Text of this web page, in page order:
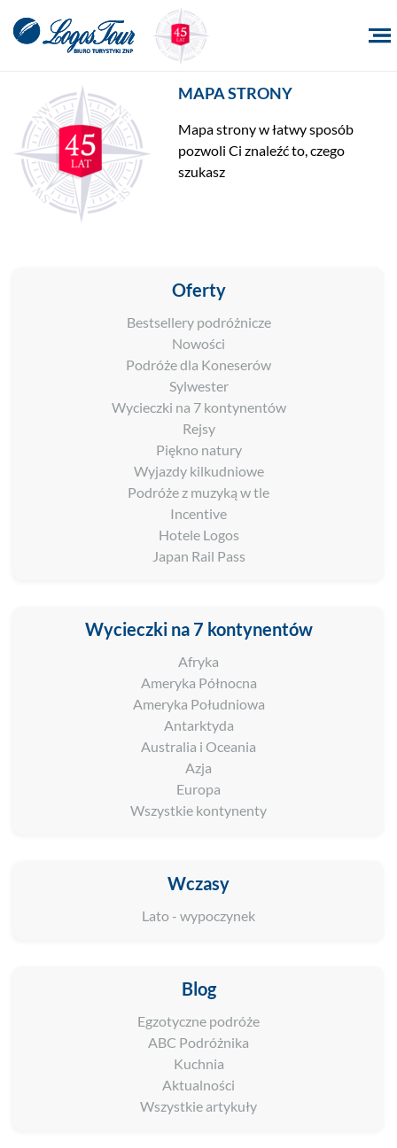
MAPA STRONY
Mapa strony w łatwy sposób
pozwoli Ci znaleźć to, czego
szukasz
Oferty
Bestsellery podróżnicze
Nowości
Podróże dla Koneserów
Sylwester
Wycieczki na 7 kontynentów
Rejsy
Piękno natury
Wyjazdy kilkudniowe
Podróże z muzyką w tle
Incentive
Hotele Logos
Japan Rail Pass
Wycieczki na 7 kontynentów
Afryka
Ameryka Północna
Ameryka Południowa
Antarktyda
Australia i Oceania
Azja
Europa
Wszystkie kontynenty
Wczasy
Lato - wypoczynek
Blog
Egzotyczne podróże
ABC Podróżnika
Kuchnia
Aktualności
Wszystkie artykuły